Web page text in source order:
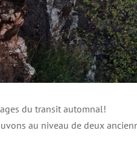
du transit automnal!
au niveau de deux